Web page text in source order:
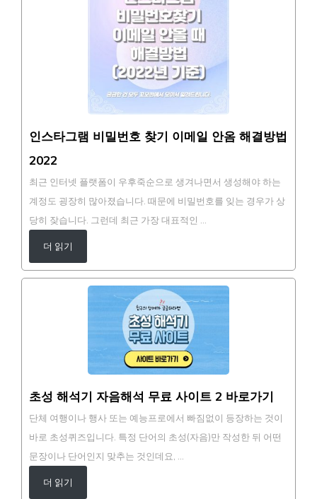
인스타그램 비밀번호 찾기 이메일 안옴 해결방법
2022
최근 인터넷 플랫폼이 우후죽순으로 생겨나면서 생성해야 하는
계정도 굉장히 많아졌습니다. 때문에 비밀번호를 잊는 경우가 상
당히 잦습니다. 그런데 최근 가장 대표적인 …
더 읽기
초성 해석기 자음해석 무료 사이트 2 바로가기
단체 여행이나 행사 또는 예능프로에서 빠짐없이 등장하는 것이
바로 초성퀴즈입니다. 특정 단어의 초성(자음)만 작성한 뒤 어떤
문장이나 단어인지 맞추는 것인데요, …
더 읽기